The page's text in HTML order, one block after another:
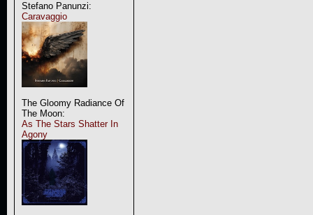
Stefano Panunzi:
Caravaggio
The Gloomy Radiance Of
The Moon:
As The Stars Shatter In
Agony